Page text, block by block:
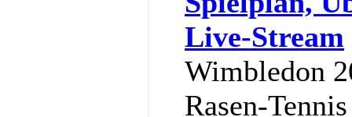
Live-Stream
Wimbledon
Rasen-